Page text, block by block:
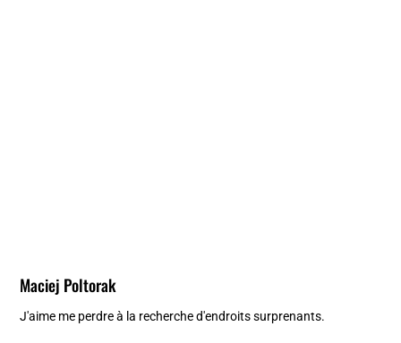
Maciej Poltorak
J'aime me perdre à la recherche d'endroits surprenants.